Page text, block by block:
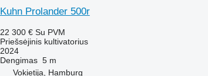
Kuhn Prolander 500r
22 300 € Su PVM
Priešsėjinis kultivatorius
2024
Dengimas 5 m
Vokietija, Hamburg